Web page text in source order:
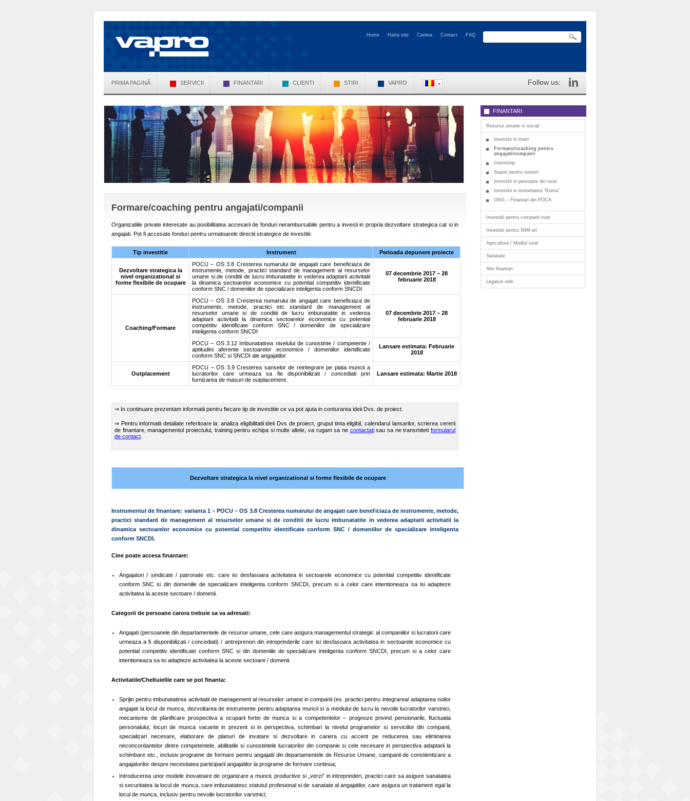
Home Harta site Cariera Contact FAQ
PRIMA PAGINĂ SERVICII FINANTARI CLIENTI STIRI VAPRO Follow us:
Formare/coaching pentru angajati/companii
Organizatiile private interesate au posibilitatea accesarii de fonduri nerambursabile pentru a investi in propria dezvoltare strategica cat si in
angajati. Pot fi accesate fonduri pentru urmatoarele directii strategice de investitii:
Tip investitie Instrument Perioada depunere proiecte
Dezvoltare strategica la
nivel organizational si
forme flexibile de ocupare
POCU – OS 3.8 Cresterea numarului de angajati care beneficiaza de
instrumente, metode, practici standard de management al resurselor
umane si de conditii de lucru imbunatatite in vederea adaptarii activitatii
la dinamica sectoarelor economice cu potential competitiv identificate
conform SNC / domeniilor de specializare inteligenta conform SNCDI.
07 decembrie 2017 – 28
februarie 2018
Coaching/Formare
POCU – OS 3.8 Cresterea numarului de angajati care beneficiaza de
instrumente, metode, practici etc standard de management al
resurselor umane si de conditii de lucru imbunatatite in vederea
adaptarii activitatii la dinamica sectoarelor economice cu potential
competitiv identificate conform SNC / domeniilor de specializare
inteligenta conform SNCDI
07 decembrie 2017 – 28
februarie 2018
POCU – OS 3.12 Imbunatatirea nivelului de cunostinte / competente /
aptitudini aferente sectoarelor economice / domeniilor identificate
conform SNC si SNCDI ale angajatilor.
Lansare estimata: Februarie
2018
Outplacement
POCU – OS 3.9 Cresterea sanselor de reintegrare pe piata muncii a
lucratorilor care urmeaza sa fie disponibilizati / concediati prin
furnizarea de masuri de outplacement.
Lansare estimata: Martie 2018
⇒ In continuare prezentam informatii pentru fiecare tip de investitie ce va pot ajuta in conturarea ideii Dvs. de proiect.
⇒ Pentru informatii detaliate referitoare la: analiza eligibilitatii ideii Dvs de proiect, grupul tinta eligibil, calendarul lansarilor, scrierea cererii
de finantare, managementul proiectului, training pentru echipa si multe altele, va rugam sa ne contactatisau sa ne transmitetiformularul
de contact
Dezvoltare strategica la nivel organizational si forme flexibile de ocupare
Instrumentul de finantare: varianta 1 – POCU – OS 3.8 Cresterea numarului de angajati care beneficiaza de instrumente, metode,
practici standard de management al resurselor umane si de conditii de lucru imbunatatite in vederea adaptarii activitatii la
dinamica sectoarelor economice cu potential competitiv identificate conform SNC / domeniilor de specializare inteligenta
conform SNCDI.
Cine poate accesa finantare:
Angajatori / sindicate / patronate etc. care isi desfasoara activitatea in sectoarele economice cu potential competitiv identificate
conform SNC si din domeniile de specializare inteligenta conform SNCDI, precum si a celor care intentioneaza sa isi adapteze
activitatea la aceste sectoare / domenii.
Categorii de persoane carora trebuie sa va adresati:
Angajati (persoanele din departamentele de resurse umane, cele care asigura managementul strategic al companiilor si lucratorii care
urmeaza a fi disponibilizati / concediati) / antreprenori din intreprinderile care isi desfasoara activitatea in sectoarele economice cu
potential competitiv identificate conform SNC si din domeniile de specializare inteligenta conform SNCDI, precum si a celor care
intentioneaza sa isi adapteze activitatea la aceste sectoare / domenii.
Activitatile/Cheltuielile care se pot finanta:
Sprijin pentru imbunatatirea activitatii de management al resurselor umane in companii (ex. practici pentru integrarea/ adaptarea noilor
angajati la locul de munca, dezvoltarea de instrumente pentru adaptarea muncii si a mediului de lucru la nevoile lucratorilor varstnici,
mecanisme de planificare prospectiva a ocuparii fortei de munca si a competentelor – prognoze privind pensionarile, fluctuatia
personalului, locuri de munca vacante in prezent si in perspectiva, schimbari la nivelul programelor si serviciilor din companii,
specializari necesare, elaborare de planuri de invatare si dezvoltare in cariera cu accent pe reducerea sau eliminarea
neconcordantelor dintre competentele, abilitatile si cunostintele lucratorilor din companie si cele necesare in perspectiva adaptarii la
schimbare etc., inclusiv programe de formare pentru angajatii din departamentele de Resurse Umane, campanii de constientizare a
angajatorilor despre necesitatea participarii angajatilor la programe de formare continua;
Introducerea unor modele inovatoare de organizare a muncii, productive si „verzi” in intreprinderi, practici care sa asigure sanatatea
si securitatea la locul de munca, care imbunatatesc statutul profesional si de sanatate al angajatilor, care asigura un tratament egal la
locul de munca, inclusiv pentru nevoile lucratorilor varstnici;
FINANTARI
Resurse umane si social
Investitii in tineri
Formare/coaching pentru
angajati/companii
Internship
Suport pentru someri
Investitii in persoane din rural
Investitii in minoritatea “Roma”
ONG – Finantari din POCA
Investitii pentru companii mari
Investitii pentru IMM-uri
Agricultura / Mediul rural
Sanatate
Alte finantari
Legaturi utile